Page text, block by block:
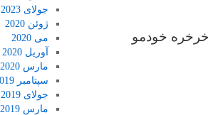
خرخره خودمو
جولای 2023
ژوئن 2020
می 2020
آوریل 2020
مارس 2020
سپتامبر 2019
جولای 2019
مارس 2019